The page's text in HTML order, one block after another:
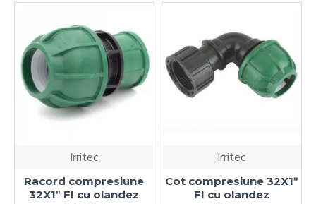
Irritec
Racord compresiune
32X1ʺ FI cu olandez
Irritec
Cot compresiune 32X1ʺ
FI cu olandez